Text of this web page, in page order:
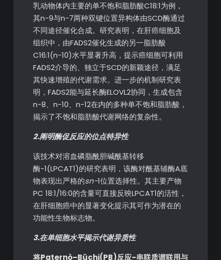
乳动物体内主要的单不饱和脂肪酸C18:1为例，
其n-9与n-7两种双键位置异构体由SCD酶通过
不同途径催化合成。研究表明，在肝癌细胞及
组织中，由FADS2催化生成的另一脂肪酸
C16:1(n-10)水平显著升高，提示癌细胞可利用
FADS2介导的、独立于SCD的新颖途径，满足
其快速增殖的代谢需求。进一步的机制研究表
明，FADS2能与延长酶ELOVL2协同，生成包含
n-8、n-10、n-12在内的多种单不饱和脂肪酸，
揭示了不饱和脂肪酸代谢网络的复杂性。
2.阐明酶促反应的位点特异性
该技术对溶血磷脂酰胆碱酰基转移
酶-1(LPCAT1)的研究表明，该酶对酰基辅酶A底
物表现出严格的sn-1位置选择性。其主要产物
PC 18:1/16:0的含量可直接反映LPCAT1的活性，
在肝细胞癌中的显著变化提示其可作为潜在的
功能性生物标志物。
3.在单细胞水平揭示代谢异质性
将Paternò–Büchi(PB)反应-串联质谱联用与